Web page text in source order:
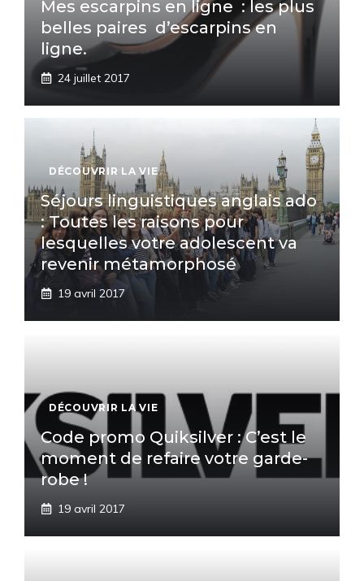
Mes escarpins en ligne : les plus
belles paires d’escarpins en
ligne.
24 juillet 2017
DÉCOUVRIR LA VIE
Séjours linguistiques anglais ado
: Toutes les raisons pour
lesquelles votre adolescent va
revenir métamorphosé
19 avril 2017
DÉCOUVRIR LA VIE
Code promo Quiksilver : C’est le
moment de refaire votre garde-
robe !
19 avril 2017